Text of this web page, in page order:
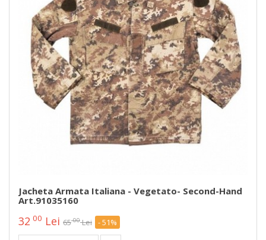
Jacheta Armata Italiana - Vegetato- Second-Hand
Art.91035160
32 00 Lei 6500 Lei - 51%